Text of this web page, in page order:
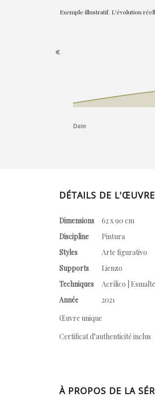
Exemple illustratif. L'évolution
DÉTAILS DE L'ŒUVRE
Dimensions
62 x 90 cm
Discipline
Pintura
Styles
Arte figurativo
Supports
Lienzo
Techniques
Acrílico |
Année
2021
Œuvre unique
Certificat d’authenticité inclus
À PROPOS DE LA